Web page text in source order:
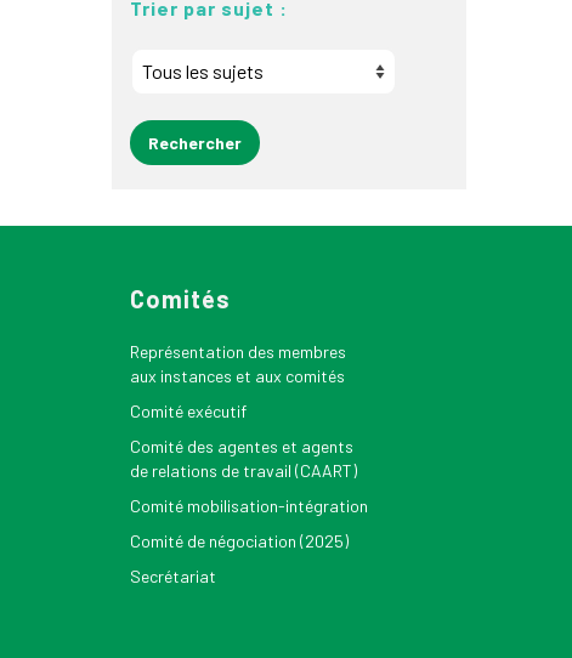
Trier par sujet :
Comités
Représentation des membres
aux instances et aux comités
Comité exécutif
Comité des agentes et agents
de relations de travail (CAART)
Comité mobilisation-intégration
Comité de négociation (2025)
Secrétariat